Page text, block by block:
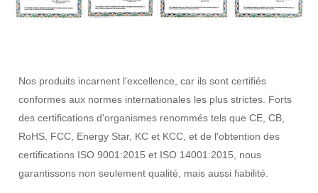
Nos produits incarnent l'excellence, car ils sont certifiés
conformes aux normes internationales les plus strictes. Forts
des certifications d'organismes renommés tels que CE, CB,
RoHS, FCC, Energy Star, KC et KCC, et de l'obtention des
certifications ISO 9001:2015 et ISO 14001:2015, nous
garantissons non seulement qualité, mais aussi fiabilité.